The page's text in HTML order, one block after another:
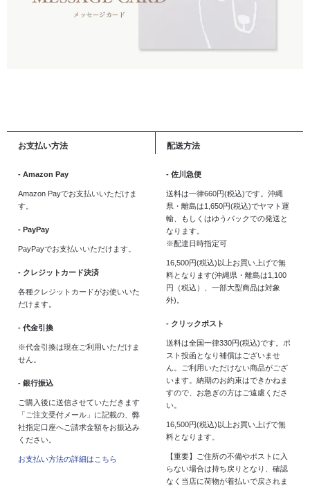
お支払い方法
- Amazon Pay
Amazon Payでお支払いいただけま
す。
- PayPay
PayPayでお支払いいただけます。
- クレジットカード決済
各種クレジットカードがお使いいた
だけます。
- 代金引換
※代金引換は現在ご利用いただけま
せん。
- 銀行振込
ご購入後に送信させていただきます
「ご注文受付メール」に記載の、弊
社指定口座へご請求金額をお振込み
ください。
お支払い方法の詳細はこちら
配送方法
- 佐川急便
送料は一律660円(税込)です。沖縄
県・離島は1,650円(税込)でヤマト運
輸、もしくはゆうパックでの発送と
なります。
※配達日時指定可
16,500円(税込)以上お買い上げで無
料となります(沖縄県・離島は1,100
円（税込）、一部大型商品は対象
外)。
- クリックポスト
送料は全国一律330円(税込)です。ポ
スト投函となり補償はございませ
ん。ご利用いただけない商品がござ
います。納期のお約束はできかねま
すので、お急ぎの方はご遠慮くださ
い。
16,500円(税込)以上お買い上げで無
料となります。
【重要】ご住所の不備やポストに入
らない場合は持ち戻りとなり、確認
なく当店に荷物が着払いで戻されま